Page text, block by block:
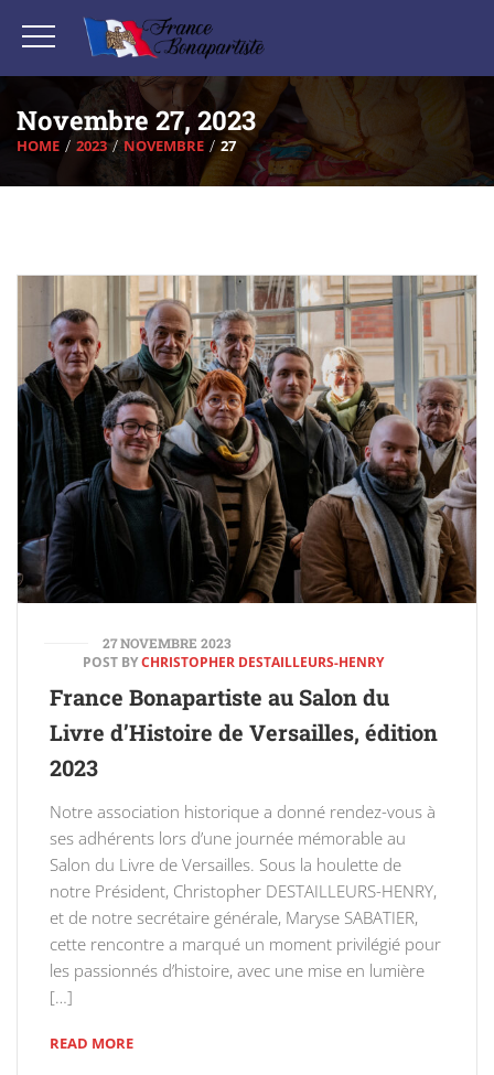
Novembre 27, 2023
HOME 2023 NOVEMBRE 27
27 NOVEMBRE 2023
POST BYCHRISTOPHER DESTAILLEURS-HENRY
France Bonapartiste au Salon du
Livre d’Histoire de Versailles, édition
2023
Notre association historique a donné rendez-vous à
ses adhérents lors d’une journée mémorable au
Salon du Livre de Versailles. Sous la houlette de
notre Président, Christopher DESTAILLEURS-HENRY,
et de notre secrétaire générale, Maryse SABATIER,
cette rencontre a marqué un moment privilégié pour
les passionnés d’histoire, avec une mise en lumière
[…]
READ MORE